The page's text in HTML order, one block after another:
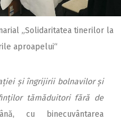
„Solidaritatea tinerilor la
aproapelui“
și îngrijirii bolnavilor și
tămăduitori fără de
cu binecuvântarea